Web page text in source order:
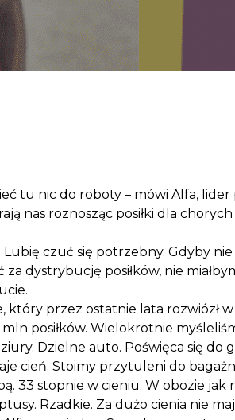
tu nic do roboty – mówi Alfa,
nas roznosząc posiłki dla
Lubię czuć się potrzebny. Gdyby
dystrybucję posiłków, nie
który przez ostatnie lata rozwiózł
mln posiłków. Wielokrotnie
Dzielne auto. Poświęca się do
cień. Stoimy przytuleni do
33 stopnie w cieniu. W obozie jak
Rzadkie. Za dużo cienia nie